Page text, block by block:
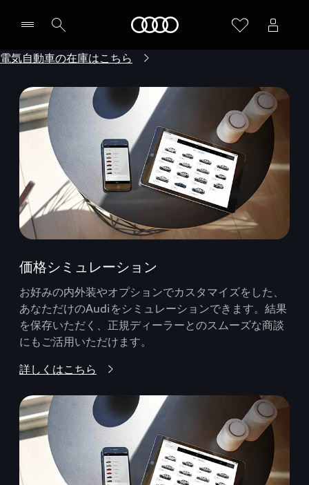
電気自動車の在庫はこちら
価格シミュレーション
お好みの内外装やオプションでカスタマイズをした、
あなただけのAudiをシミュレーションできます。結果
を保存いただく、正規ディーラーとのスムーズな商談
にもご活用いただけます。
詳しくはこちら